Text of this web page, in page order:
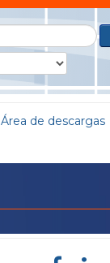
Área de descargas